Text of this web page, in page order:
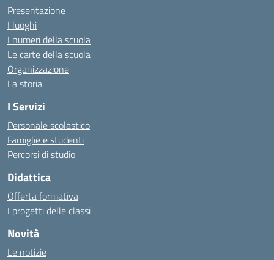
Presentazione
I luoghi
I numeri della scuola
Le carte della scuola
Organizzazione
La storia
I Servizi
Personale scolastico
Famiglie e studenti
Percorsi di studio
Didattica
Offerta formativa
I progetti delle classi
Novità
Le notizie